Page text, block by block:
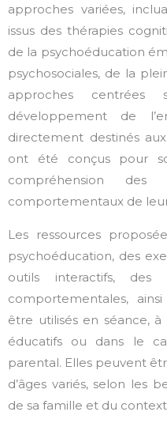
approches variées,
issus des thérapies
de la psychoéducation
psychosociales, de la
approches
développement de
directement destinés
ont été conçus pour
compréhension
comportementaux de
Les ressources
psychoéducation, des
outils interactifs, des
comportementales,
être utilisés en séance,
éducatifs ou dans le
parental. Elles peuvent
d’âges variés, selon les
de sa famille et du